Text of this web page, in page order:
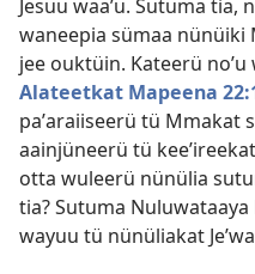
Jesuu waaʼu. Sutuma
waneepia sümaa nünüiki
jee ouktüin. Kateerü noʼu
Alateetkat Mapeena
paʼaraiiseerü tü Mmakat
aainjüneerü tü
otta wuleerü nünülia
tia? Sutuma
wayuu tü nünüliakat